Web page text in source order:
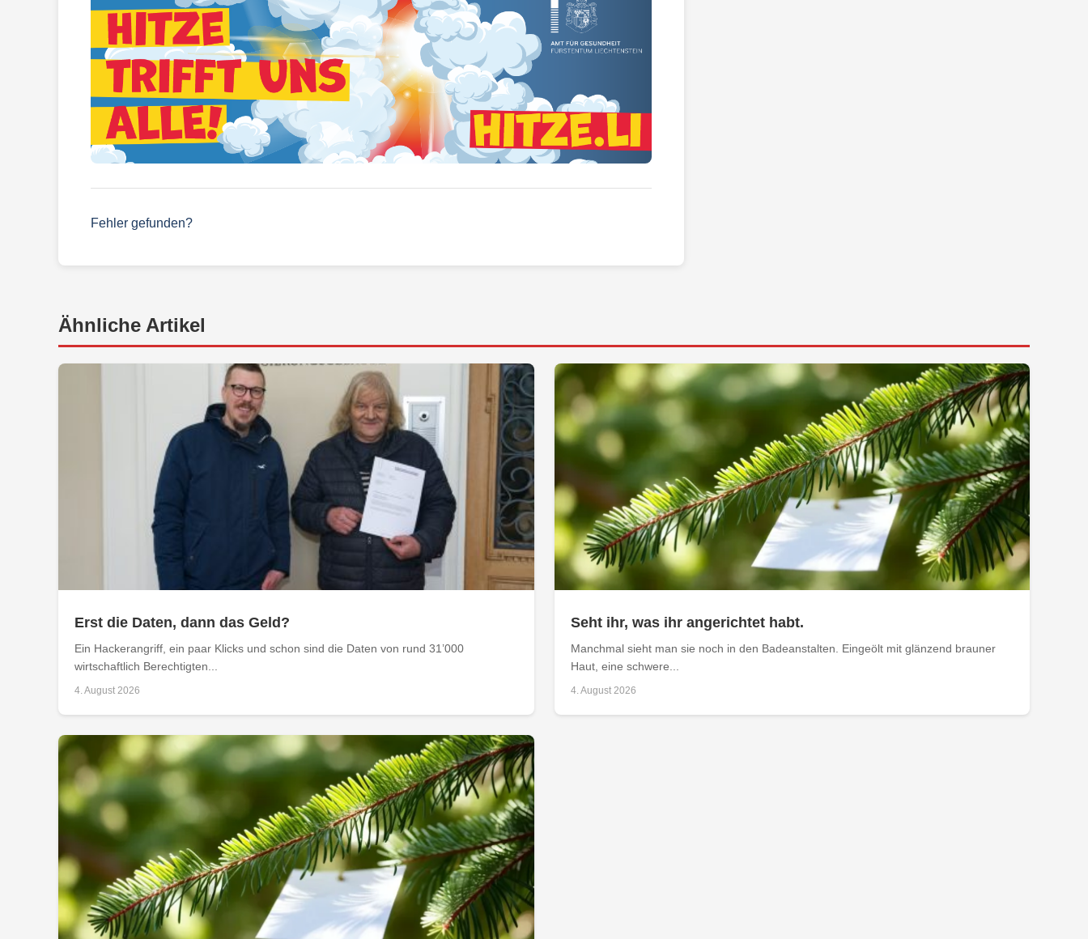
Fehler gefunden?
Ähnliche Artikel
Erst die Daten, dann das Geld?
Ein Hackerangriff, ein paar Klicks und schon sind die Daten von rund 31’000
wirtschaftlich Berechtigten...
4. August 2026
Seht ihr, was ihr angerichtet habt.
Manchmal sieht man sie noch in den Badeanstalten. Eingeölt mit glänzend brauner
Haut, eine schwere...
4. August 2026